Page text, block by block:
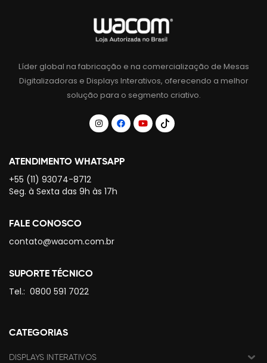
Líder global na fabricação e na comercialização de Mesas
Digitalizadoras e Displays Interativos, oferecendo a melhor
solução para o segmento criativo.
ATENDIMENTO WHATSAPP
+55 (11) 93074-8712
Seg. à Sexta das 9h às 17h
FALE CONOSCO
contato@wacom.com.br
SUPORTE TÉCNICO
Tel.: 0800 591 7022
CATEGORIAS
DISPLAYS INTERATIVOS